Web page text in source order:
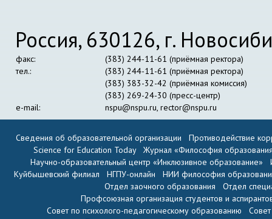
Россия, 630126, г.
факс:
(383) 244-11-61 (приёмная ректора)
тел.:
(383) 244-11-61 (приёмная ректора)
(383) 383-32-42 (приёмная комиссия)
(383) 269-24-30 (пресс-центр)
e-mail:
nspu@nspu.ru, rector@nspu.ru
Сведения об образовательной организации
Противодействие
Science for Education Today
Журнал «Философия
Научно-образовательный центр «Инклюзивное образование»
Куйбышевский филиал
НГПУ-онлайн
НИИ философия
Отдел заочного образования
Отдел
Профсоюзная организация студентов и
Совет по психолого-педагогическому образованию